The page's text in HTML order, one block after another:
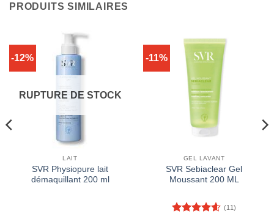
PRODUITS SIMILAIRES
-12%
RUPTURE DE STOCK
LAIT
SVR Physiopure lait
démaquillant 200 ml
-11%
GEL LAVANT
SVR Sebiaclear Gel
Moussant 200 ML
(11)